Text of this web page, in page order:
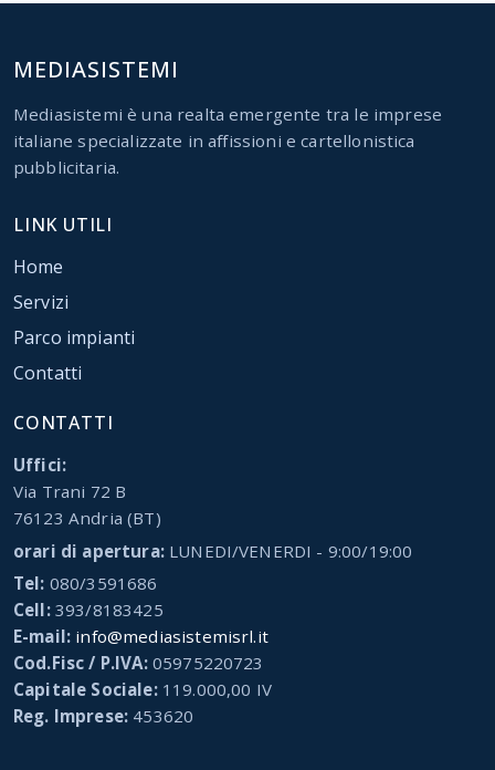
MEDIASISTEMI
Mediasistemi è una realta emergente tra le imprese
italiane specializzate in affissioni e cartellonistica
pubblicitaria.
LINK UTILI
Home
Servizi
Parco impianti
Contatti
CONTATTI
Uffici:
Via Trani 72 B
76123 Andria (BT)
orari di apertura:LUNEDI/VENERDI - 9:00/19:00
Tel: 080/3591686
Cell:393/8183425
E-mail: info@mediasistemisrl.it
Cod.Fisc / P.IVA:05975220723
Capitale Sociale:119.000,00 IV
Reg. Imprese: 453620